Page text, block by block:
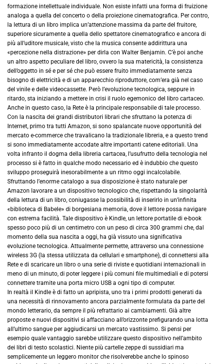
formazione intellettuale individuale. Non esiste infatti una forma di fruizione
analoga a quella del concerto o della proiezione cinematografica. Per contro,
la lettura di un libro implica un’attenzione massima da parte del fruitore,
superiore sicuramente a quella dello spettatore cinematografico e ancora di
più all’uditore musicale, visto che la musica consente addirittura una
«percezione nella distrazione» per dirla con Walter Benjamin. C’è poi anche
un altro aspetto peculiare del libro, ovvero la sua matericità, la consistenza
dell’oggetto in sé e per sé che può essere fruito immediatamente senza
bisogno di elettricità e di un apparecchio riproduttore, com’era già nel caso
del vinile e delle videocassette. Però l’evoluzione tecnologica, seppure in
ritardo, sta iniziando a mettere in crisi il ruolo egemonico del libro cartaceo.
Anche in questo caso, la Rete è la principale responsabile di tale processo.
Con la nascita dei grandi distributori librari che sfruttano la potenza di
Internet, primo tra tutti Amazon, si sono spalancate nuove opportunità del
mercato e-commerce che travalicano la tradizionale libreria, e a questo trend
si sono immediatamente accodate altre importanti catene editoriali. Una
volta infranto il dogma della libreria cartacea, l’usufrutto della tecnologia nel
processo si è fatto in qualche modo necessario ed è indubbio che questo
sviluppo proseguirà inesorabilmente a un ritmo oggi incalcolabile.
Sfruttando l’enorme catalogo a sua disposizione è stato naturale per
Amazon lavorare a un dispositivo tecnologico che, rispettando la singolarità
della lettura di un libro, coniugasse la possibilità di inserirlo in un’infinita
«biblioteca di Babele» di borgesiana memoria, dove il lettore possa navigare
con estrema facilità. Tale dispositivo è Kindle, un lettore portatile di e-book
spesso poco più di un centimetro con un peso di circa 300 grammi che, dal
momento della sua nascita a oggi, ha già vissuto una significativa
evoluzione tecnologica. Attualmente permette, attraverso una connessione
wireless 3G (la stessa utilizzata da cellulari e smartphone), di connettersi alla
Rete e di scaricare un libro o una serie di riviste e quotidiani internazionali in
meno di un minuto, di poter leggere i più comuni file multimediali e di potersi
connettere tramite una porta micro USB a ogni tipo di computer.
In realtà il Kindle è di fatto un apripista, uno tra i primi prodotti generati da
una necessità di rinnovamento ancora parzialmente formulata da parte del
mondo letterario, da sempre il più refrattario ai cambiamenti. Già altre
proposte e nuovi dispositivi si affacciano all’orizzonte prefigurando una lotta
all’ultimo sangue per aggiudicarsi un mercato vastissimo. Si pensi per
esempio quale vantaggio sarebbe utilizzare questo dispositivo nell’ambito
dei libri di testo scolastici. Niente più cartelle zeppe di sussidiari ma
semplicemente un leggero monitor che risolverebbe anche lo spinoso